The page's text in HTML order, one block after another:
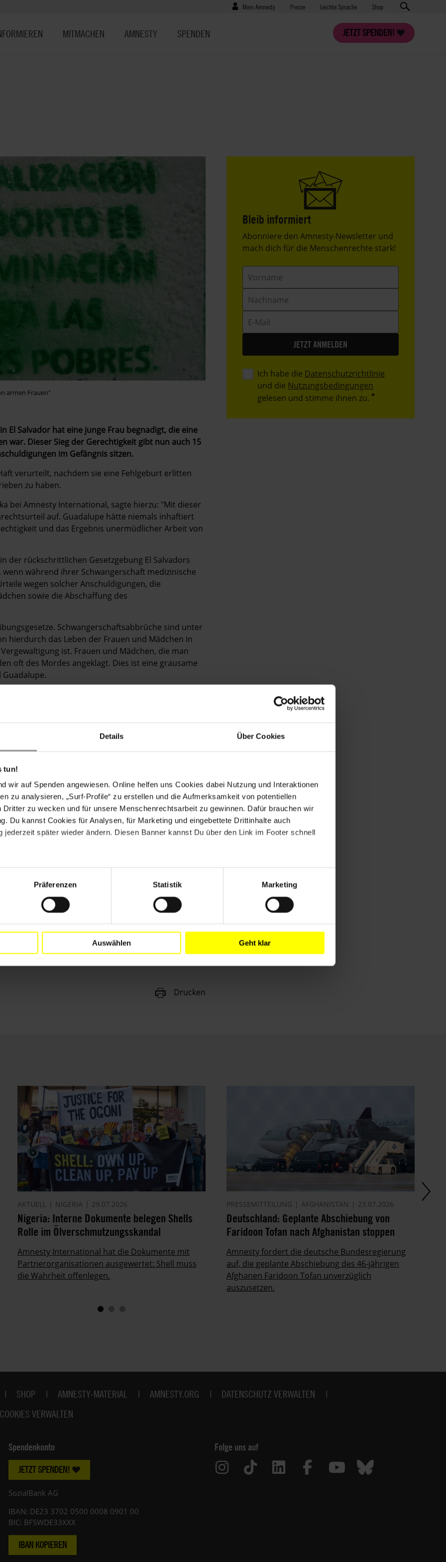
Details Über Cookies
tun!
wir auf Spenden angewiesen. Online helfen uns Cookies dabei Nutzung und Interaktionen
zu analysieren, „Surf-Profile“ zu erstellen und die Aufmerksamkeit von potentiellen
Dritter zu wecken und für unsere Menschenrechtsarbeit zu gewinnen. Dafür brauchen wir
Du kannst Cookies für Analysen, für Marketing und eingebettete Drittinhalte auch
jederzeit später wieder ändern. Diesen Banner kannst Du über den Link im Footer schnell
Präferenzen Statistik Marketing
Auswählen Geht klar
Benutzermenü
Mein Amnesty Presse
Presse Leichte Sprache Shop
JETZT SPENDEN!
MITMACHEN AMNESTY SPENDEN
armen Frauen"
El Salvador hat eine junge Frau begnadigt, die eine
Dieser Sieg der Gerechtigkeit gibt nun auch 15
im Gefängnis sitzen.
verurteilt, nachdem sie eine Fehlgeburt erlitten
zu haben.
bei Amnesty International, sagte hierzu: "Mit dieser
auf. Guadalupe hätte niemals inhaftiert
und das Ergebnis unermüdlicher Arbeit von
der rückschrittlichen Gesetzgebung El Salvadors
während ihrer Schwangerschaft medizinische
wegen solcher Anschuldigungen, die
sowie die Abschaffung des
Schwangerschaftsabbrüche sind unter
hierdurch das Leben der Frauen und Mädchen in
ist. Frauen und Mädchen, die man
oft des Mordes angeklagt. Dies ist eine grausame
Guadalupe.
in El Salvador in Haft sind, haben
in den nächsten Monaten der gesetzgebenden
"My Body, My Rights" für den Schutz der
ist es, Regierungsvertreter_innen an ihre
reproduktive Selbstbestimmung zu respektieren,
gewährleisten.
Drucken
Bleib informiert
Header
Text
Abonniere den Amnesty-Newsletter und
mach dich für die Menschenrechte stark!
Mail
Ich habe die Datenschutzrichtlinie
und die Nutzungsbedingungen
gelesen und stimme ihnen zu.
AKTUELL NIGERIA 29.07.2026
Nigeria: Interne Dokumente belegen Shells
Rolle im Ölverschmutzungsskandal
Amnesty International hat die Dokumente mit
Partnerorganisationen ausgewertet: Shell muss
die Wahrheit offenlegen.
PRESSEMITTEILUNG AFGHANISTAN 23.07.2026
Deutschland: Geplante Abschiebung von
Faridoon Tofan nach Afghanistan stoppen
Amnesty fordert die deutsche Bundesregierung
auf, die geplante Abschiebung des 46-jährigen
Afghanen Faridoon Tofan unverzüglich
auszusetzen.
SHOP AMNESTY-MATERIAL AMNESTY.ORG
DATENSCHUTZ VERWALTEN
COOKIES VERWALTEN
Spendenkonto
JETZT SPENDEN!
SozialBank AG
IBAN: DE23 3702 0500 0008 0901 00
BIC: BFSWDE33XXX
IBAN KOPIEREN
Folge uns auf